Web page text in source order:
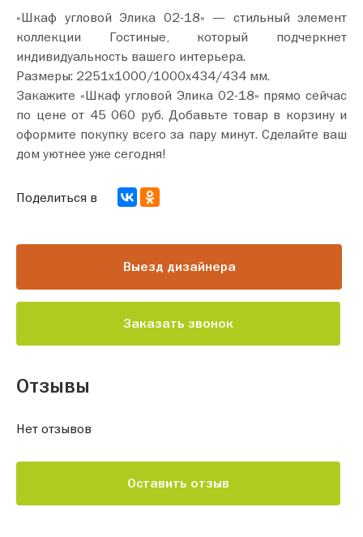
«Шкаф угловой Элика 02-18» — стильный элемент
коллекции Гостиные, который подчеркнет
индивидуальность вашего интерьера.
Размеры: 2251х1000/1000х434/434 мм.
Закажите «Шкаф угловой Элика 02-18» прямо сейчас
по цене от 45 060 руб. Добавьте товар в корзину и
оформите покупку всего за пару минут. Сделайте ваш
дом уютнее уже сегодня!
Выезд дизайнера
Заказать звонок
Поделиться в
Отзывы
Нет отзывов
Оставить отзыв